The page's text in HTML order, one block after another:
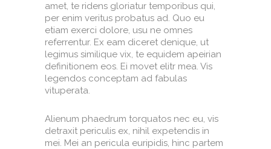
amet, te ridens gloriatur temporibus qui,
per enim veritus probatus ad. Quo eu
etiam exerci dolore, usu ne omnes
referrentur. Ex eam diceret denique, ut
legimus similique vix, te equidem apeirian
definitionem eos. Ei movet elitr mea. Vis
legendos conceptam ad fabulas
vituperata.
Alienum phaedrum torquatos nec eu, vis
detraxit periculis ex, nihil expetendis in
mei. Mei an pericula euripidis, hinc partem